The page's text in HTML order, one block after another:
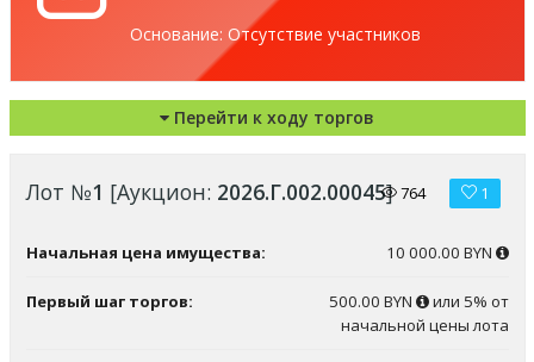
Основание: Отсутствие участников
Перейти к ходу торгов
Лот №1 [Аукцион: 2026.Г.002.00045] 764 1
Начальная цена имущества: 10 000.00 BYN
Первый шаг торгов: 500.00 BYN
или 5% от
начальной цены лота